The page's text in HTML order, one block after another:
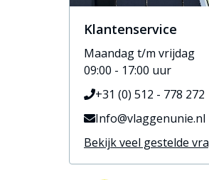
Klantenservice
Maandag t/m vrijdag
09:00 - 17:00 uur
+31 (0) 512 - 778 272
Info@vlaggenunie.nl
Bekijk veel gestelde